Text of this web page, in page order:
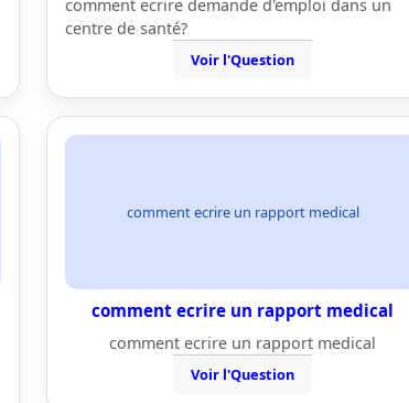
comment ecrire demande d'emploi dans un
centre de santé?
Voir l'Question
comment ecrire un rapport medical
comment ecrire un rapport medical
comment ecrire un rapport medical
Voir l'Question